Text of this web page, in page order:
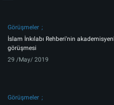
Görüşmeler
İslam İnkılabı Rehberi'nin
görüşmesi
29 /May/ 2019
Görüşmeler